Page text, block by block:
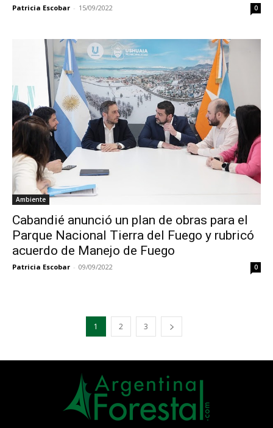
Patricia Escobar - 15/09/2022 0
Ambiente
Cabandié anunció un plan de obras para el
Parque Nacional Tierra del Fuego y rubricó
acuerdo de Manejo de Fuego
Patricia Escobar - 09/09/2022 0
1 2 3